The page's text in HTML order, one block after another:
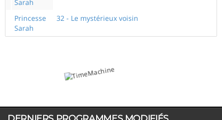
Sarah
Princesse
Sarah
32 - Le mystérieux voisin